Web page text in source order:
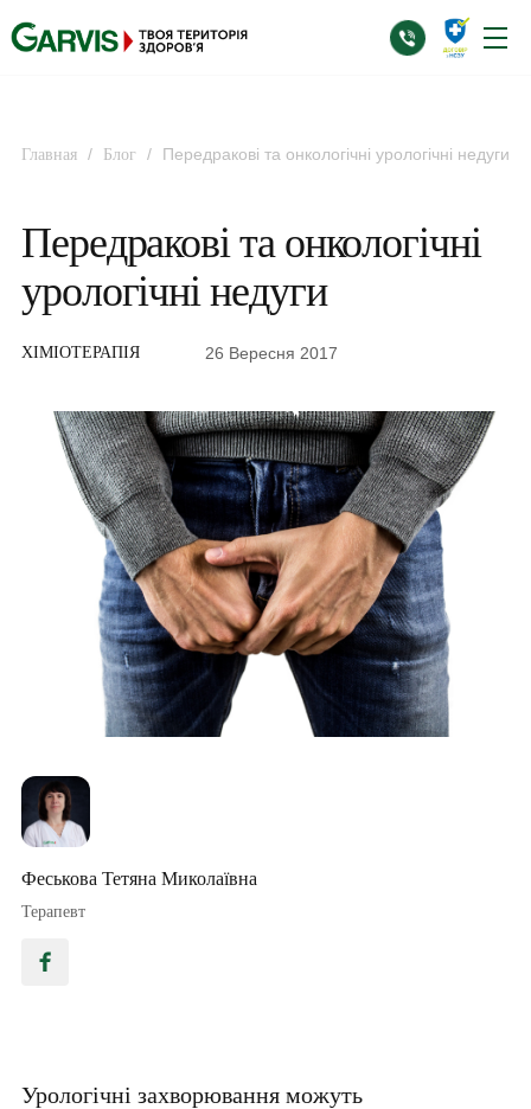
Главная / Блог / Передракові та онкологічні урологічні недуги
Передракові та онкологічні
урологічні недуги
ХІМІОТЕРАПІЯ 26 Вересня 2017
Феськова Тетяна Миколаївна
Терапевт
Урологічні захворювання можуть